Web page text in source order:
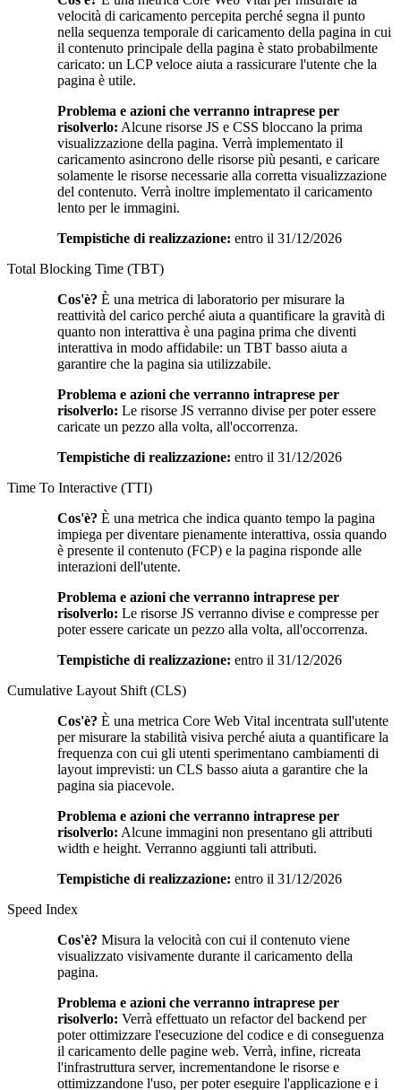
velocità di caricamento percepita perché segna il punto
nella sequenza temporale di caricamento della pagina in cui
il contenuto principale della pagina è stato probabilmente
caricato: un LCP veloce aiuta a rassicurare l'utente che la
pagina è utile.
Problema e azioni che verranno intraprese per
risolverlo: Alcune risorse JS e CSS bloccano la prima
visualizzazione della pagina. Verrà implementato il
caricamento asincrono delle risorse più pesanti, e caricare
solamente le risorse necessarie alla corretta visualizzazione
del contenuto. Verrà inoltre implementato il caricamento
lento per le immagini.
Tempistiche di realizzazione: entro il 31/12/2026
Total Blocking Time (TBT)
Cos'è? È una metrica di laboratorio per misurare la
reattività del carico perché aiuta a quantificare la gravità di
quanto non interattiva è una pagina prima che diventi
interattiva in modo affidabile: un TBT basso aiuta a
garantire che la pagina sia utilizzabile.
Problema e azioni che verranno intraprese per
risolverlo: Le risorse JS verranno divise per poter essere
caricate un pezzo alla volta, all'occorrenza.
Tempistiche di realizzazione: entro il 31/12/2026
Time To Interactive (TTI)
Cos'è? È una metrica che indica quanto tempo la pagina
impiega per diventare pienamente interattiva, ossia quando
è presente il contenuto (FCP) e la pagina risponde alle
interazioni dell'utente.
Problema e azioni che verranno intraprese per
risolverlo: Le risorse JS verranno divise e compresse per
poter essere caricate un pezzo alla volta, all'occorrenza.
Tempistiche di realizzazione: entro il 31/12/2026
Cumulative Layout Shift (CLS)
Cos'è? È una metrica Core Web Vital incentrata sull'utente
per misurare la stabilità visiva perché aiuta a quantificare la
frequenza con cui gli utenti sperimentano cambiamenti di
layout imprevisti: un CLS basso aiuta a garantire che la
pagina sia piacevole.
Problema e azioni che verranno intraprese per
risolverlo: Alcune immagini non presentano gli attributi
width e height. Verranno aggiunti tali attributi.
Tempistiche di realizzazione: entro il 31/12/2026
Speed Index
Cos'è? Misura la velocità con cui il contenuto viene
visualizzato visivamente durante il caricamento della
pagina.
Problema e azioni che verranno intraprese per
risolverlo: Verrà effettuato un refactor del backend per
poter ottimizzare l'esecuzione del codice e di conseguenza
il caricamento delle pagine web. Verrà, infine, ricreata
l'infrastruttura server, incrementandone le risorse e
ottimizzandone l'uso, per poter eseguire l'applicazione e i